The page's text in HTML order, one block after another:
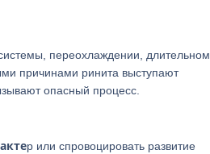
переохлаждении, длительном
причинами ринита выступают
опасный процесс.
р или спровоцировать развитие